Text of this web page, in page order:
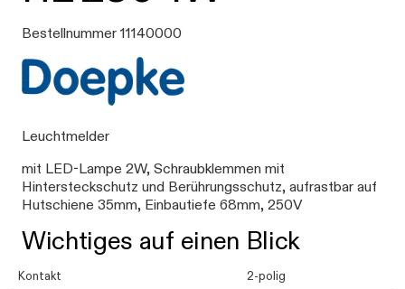
Bestellnummer 11140000
Leuchtmelder
mit LED-Lampe 2W, Schraubklemmen mit
Hintersteckschutz und Berührungsschutz, aufrastbar auf
Hutschiene 35mm, Einbautiefe 68mm, 250V
Wichtiges auf einen Blick
Kontakt 2-polig